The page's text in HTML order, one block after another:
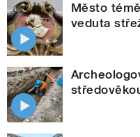
Město
veduta